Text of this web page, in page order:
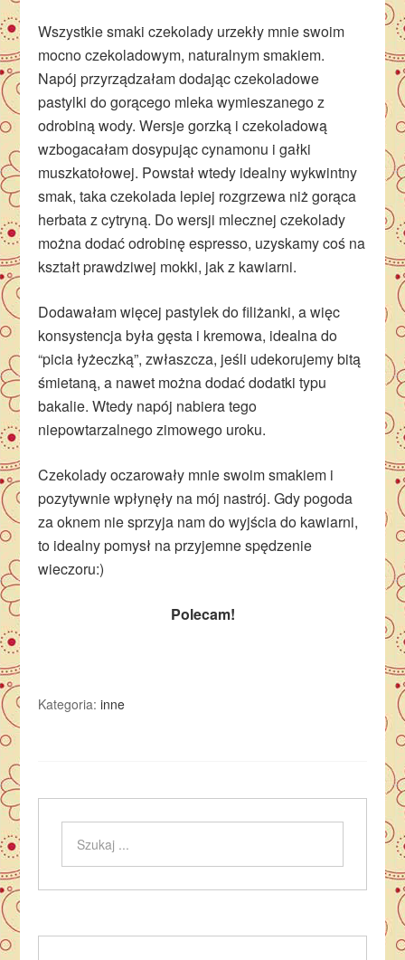
Wszystkie smaki czekolady urzekły mnie swoim
mocno czekoladowym, naturalnym smakiem.
Napój przyrządzałam dodając czekoladowe
pastylki do gorącego mleka wymieszanego z
odrobiną wody. Wersje gorzką i czekoladową
wzbogacałam dosypując cynamonu i gałki
muszkatołowej. Powstał wtedy idealny wykwintny
smak, taka czekolada lepiej rozgrzewa niż gorąca
herbata z cytryną. Do wersji mlecznej czekolady
można dodać odrobinę espresso, uzyskamy coś na
kształt prawdziwej mokki, jak z kawiarni.
Dodawałam więcej pastylek do filiżanki, a więc
konsystencja była gęsta i kremowa, idealna do
“picia łyżeczką”, zwłaszcza, jeśli udekorujemy bitą
śmietaną, a nawet można dodać dodatki typu
bakalie. Wtedy napój nabiera tego
niepowtarzalnego zimowego uroku.
Czekolady oczarowały mnie swoim smakiem i
pozytywnie wpłynęły na mój nastrój. Gdy pogoda
za oknem nie sprzyja nam do wyjścia do kawiarni,
to idealny pomysł na przyjemne spędzenie
wieczoru:)
Polecam!
Kategoria:inne